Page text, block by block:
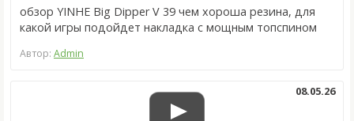
обзор YINHE Big Dipper V 39 чем хороша резина, для
какой игры подойдет накладка с мощным топспином
Автор: Admin
08.05.26